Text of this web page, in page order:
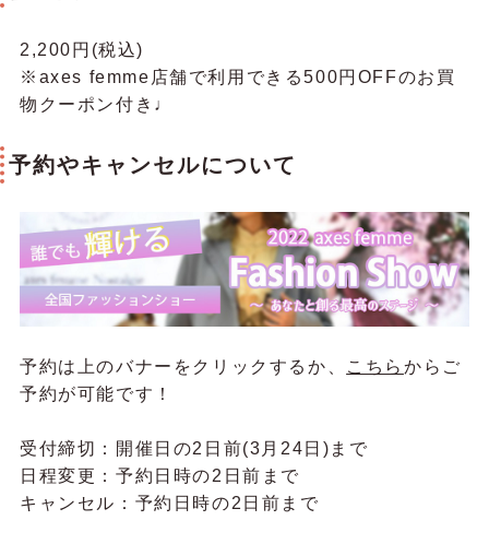
2,200円(税込)
※axes femme店舗で利用できる500円OFFのお買
物クーポン付き♩
予約やキャンセルについて
予約は上のバナーをクリックするか、 こちら からご
予約が可能です！
受付締切：開催日の2日前(3月24日)まで
日程変更：予約日時の2日前まで
キャンセル：予約日時の2日前まで